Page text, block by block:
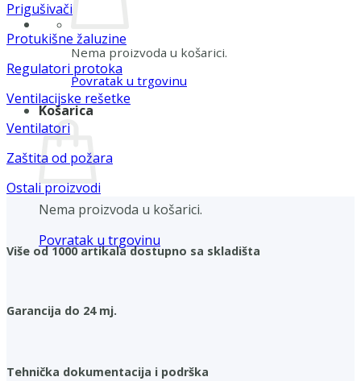
Nema proizvoda u košarici.
Povratak u trgovinu
Košarica
Nema proizvoda u košarici.
Povratak u trgovinu
Prigušivači
Protukišne žaluzine
Regulatori protoka
Ventilacijske rešetke
Ventilatori
Zaštita od požara
Ostali proizvodi
Više od 1000 artikala dostupno sa skladišta
Garancija do 24 mj.
Tehnička dokumentacija i podrška